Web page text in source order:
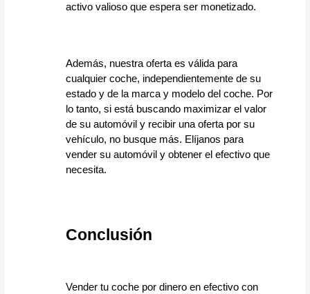
activo valioso que espera ser monetizado.
Además, nuestra oferta es válida para
cualquier coche, independientemente de su
estado y de la marca y modelo del coche. Por
lo tanto, si está buscando maximizar el valor
de su automóvil y recibir una oferta por su
vehículo, no busque más. Elíjanos para
vender su automóvil y obtener el efectivo que
necesita.
Conclusión
Vender tu coche por dinero en efectivo con